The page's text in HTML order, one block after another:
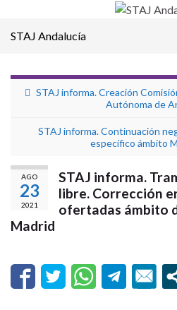
STAJ Andalucía
STAJ informa. Creación
Autónoma de
STAJ informa. Continuación
específico ámbito
AGO
23
2021
STAJ informa.
libre. Corrección
ofertadas ámbito
Madrid